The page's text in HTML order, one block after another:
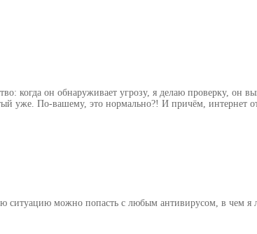
когда он обнаруживает угрозу, я делаю проверку, он
уже. По-вашему, это нормально?! И причём, интернет
ситуацию можно попасть с любым антивирусом, в чем